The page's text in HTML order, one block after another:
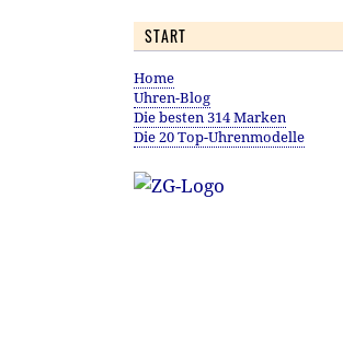
START
Home
Uhren-Blog
Die besten 314 Marken
Die 20 Top-Uhrenmodelle